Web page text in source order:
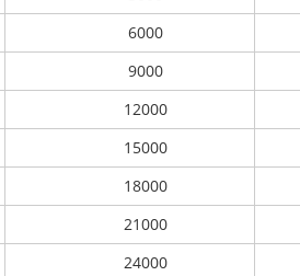
6000
9000
12000
15000
18000
21000
24000